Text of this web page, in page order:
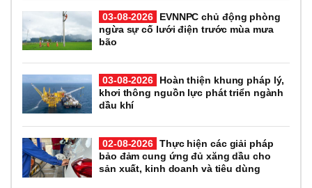
03-08-2026
EVNNPC chủ động phòng
ngừa sự cố lưới điện trước mùa mưa
bão
03-08-2026
Hoàn thiện khung pháp lý,
khơi thông nguồn lực phát triển ngành
dầu khí
02-08-2026 Thực hiện các giải pháp
bảo đảm cung ứng đủ xăng dầu cho
sản xuất, kinh doanh và tiêu dùng